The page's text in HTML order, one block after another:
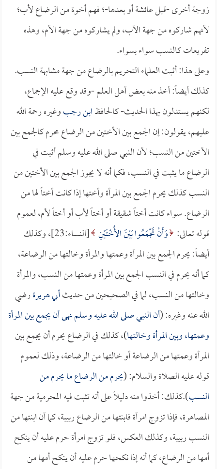
زوجة أخرى -قبل عائشة أو بعدها-؛ فهم أخوة من الرضاع لأب؛
لأنهم شاركوه من جهة الأب، ولم يشاركوه من جهة الأم، وهذه
تفريعات كالنسب سواء بسواء.
وعلى هذا: أثبت العلماء التحريم بالرضاع من جهة مشابهة النسب.
كذلك أيضاً: أخذ منه بعض أهل العلم -وقد وقع عليه الإجماع،
لكنهم يستدلون بهذا الحديث- كالحافظابن رجبوغيره رحمة الله
عليهم، يقولون: إن الجمع بين الأختين من الرضاع محرم كالجمع بين
الأختين من النسب؛ لأن النبي صلى الله عليه وسلم أثبت في
الرضاع ما يثبت في النسب، فكما أنه لا يجوز الجمع بين الأختين من
النسب كذلك يحرم الجمع بين المرأة وأختها إذا كانت أختاً لها من
الرضاع. سواء كانت أختاً شقيقة أو أختاً لأب أو أختاً لأم، لعموم
قوله تعالى: وَأَنْ تَجْمَعُوا بَيْنَ الأُخْتَيْنِ
[النساء:23]، وكذلك
أيضاً: يحرم الجمع بين المرأة وعمتها والمرأة وخالتها من الرضاعة،
كما أنه يحرم في النسب الجمع بين المرأة وعمتها من النسب، والمرأة
وخالتها من النسب، لما في الصحيحين من حديثأبي هريرةرضي
الله عنه وغيره: (أن النبي صلى الله عليه وسلم نهى أن يجمع بين المرأة
وعمتها، وبين المرأة وخالتها)، كذلك في الرضاع يحرم أن يجمع بين
المرأة وعمتها من الرضاعة أو خالتها من الرضاعة، وذلك لعموم
قوله عليه الصلاة والسلام: (يحرم من الرضاع ما يحرم من
النسب).كذلك: أخذوا منه دليلاً على أنه تثبت فيه المحرمية من جهة
المصاهرة، فإذا تزوج امرأة فابنتها من الرضاع ربيبة، كما أن ابنتها من
النسب ربيبة، وكذلك العكس، فلو تزوج امرأة حرم عليه أن ينكح
أمها من الرضاع، كما أنه إذا نكحها حرم عليه أن ينكح أمها من